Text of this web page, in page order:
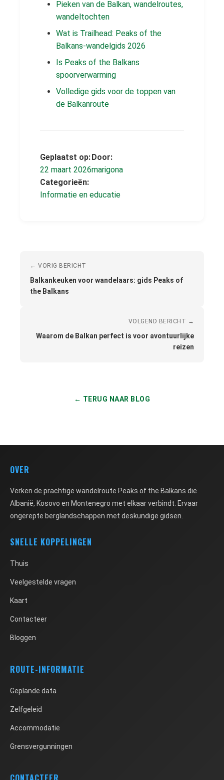
Pieken van de Balkan, wandelroutes,
wandeltochten
Wat is Trailhead: Peaks of the
Balkans-wandelgids 2026
Is Peaks of the Balkans
spoorverwarming
Volledige gids voor de toppen van
de Balkanroute
Geplaatst op:
22 maart 2026
Door:
marigona
Categorieën:
Informatie en educatie
← VORIG BERICHT
Balkankeuken voor wandelaars: gids Peaks of
the Balkans
VOLGEND BERICHT →
Waarom de Balkan perfect is voor avontuurlijke
reizen
← TERUG NAAR BLOG
OVER
Verken de prachtige wandelroute Peaks of the Balkans die
Albanië, Kosovo en Montenegro met elkaar verbindt. Ervaar
ongerepte berglandschappen met deskundige gidsen.
SNELLE KOPPELINGEN
Thuis
Veelgestelde vragen
Kaart
Contacteer
Bloggen
ROUTE-INFORMATIE
Geplande data
Zelfgeleid
Accommodatie
Grensvergunningen